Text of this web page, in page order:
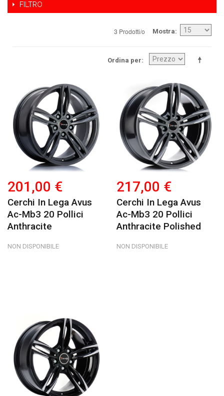
FILTRO
3 Prodotti/o Mostra
Ordina per
201,00 €
Cerchi In Lega Avus
Ac-Mb3 20 Pollici
Anthracite
NON DISPONIBILE
217,00 €
Cerchi In Lega Avus
Ac-Mb3 20 Pollici
Anthracite Polished
NON DISPONIBILE